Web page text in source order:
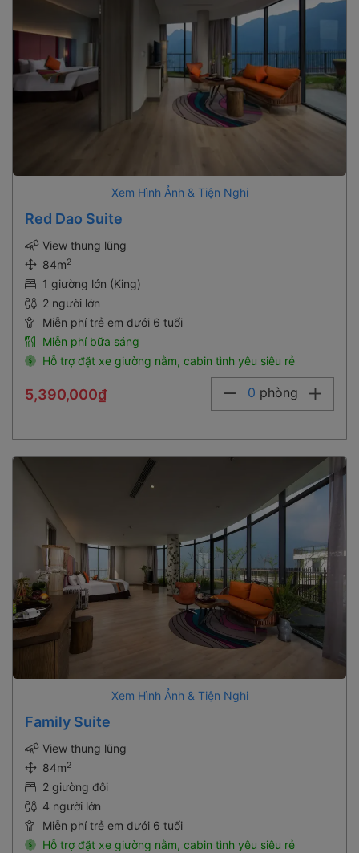
Xem Hình Ảnh & Tiện Nghi
Red Dao Suite
View thung lũng
84m2
1 giường lớn (King)
2 người lớn
Miễn phí trẻ em dưới 6 tuổi
Miễn phí bữa sáng
Hỗ trợ đặt xe giường nằm, cabin tình yêu siêu rẻ
5,390,000₫ 0 phòng
Xem Hình Ảnh & Tiện Nghi
Family Suite
View thung lũng
84m2
2 giường đôi
4 người lớn
Miễn phí trẻ em dưới 6 tuổi
Hỗ trợ đặt xe giường nằm, cabin tình yêu siêu rẻ